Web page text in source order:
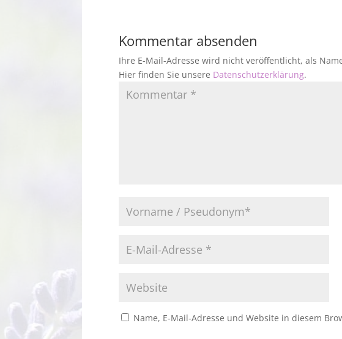
Kommentar absenden
Ihre E-Mail-Adresse wird nicht veröffentlicht, als
Hier finden Sie unsere Datenschutzerklärung.
Name, E-Mail-Adresse und Website in diesem